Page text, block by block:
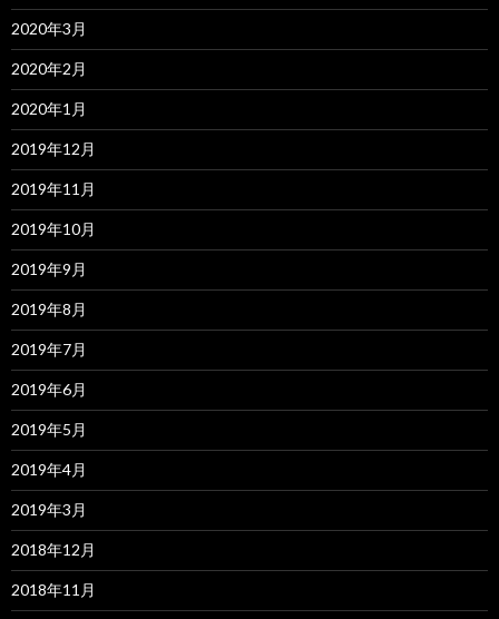
2020年3月
2020年2月
2020年1月
2019年12月
2019年11月
2019年10月
2019年9月
2019年8月
2019年7月
2019年6月
2019年5月
2019年4月
2019年3月
2018年12月
2018年11月